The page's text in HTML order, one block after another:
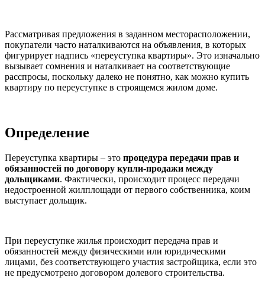
Рассматривая предложения в заданном месторасположении,
покупатели часто наталкиваются на объявления, в которых
фигурирует надпись «переуступка квартиры». Это изначально
вызывает сомнения и наталкивает на соответствующие
расспросы, поскольку далеко не понятно, как можно купить
квартиру по переуступке в строящемся жилом доме.
Определение
Переуступка квартиры – это процедура передачи прав и
обязанностей по договору купли-продажи между
дольщиками. Фактически, происходит процесс передачи
недостроенной жилплощади от первого собственника, коим
выступает дольщик.
При переуступке жилья происходит передача прав и
обязанностей между физическими или юридическими
лицами, без соответствующего участия застройщика, если это
не предусмотрено договором долевого строительства.